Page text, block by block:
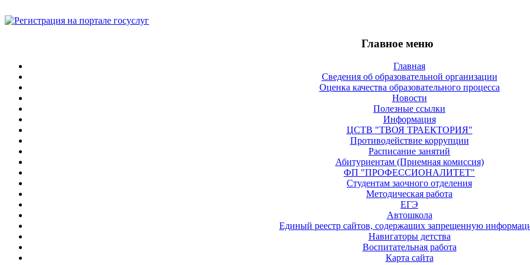
Главное меню
Главная
Сведения об образовательной организации
Оценка качества образовательного процесса
Новости
Полезные ссылки
Информация
ЦСТВ "ТВОЯ ТРАЕКТОРИЯ"
Противодействие коррупции
Расписание занятий
Абитуриентам (Приемная комиссия)
ФП "ПРОФЕССИОНАЛИТЕТ"
Студентам заочного отделения
Методическая работа
ЕГЭ
Автошкола
Единый реестр сайтов, содержащих запрещенную
Навигаторы детства
Воспитательная работа
Карта сайта